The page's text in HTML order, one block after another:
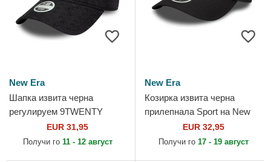
New Era
Шапка извита черна
регулируем 9TWENTY
Broderie на New York
Yankees MLB от New Era
EUR 31,95
Получи го 11 - 12 август
New Era
Козирка извита черна
прилепнала Sport на New
York Yankees MLB от New
EUR 32,95
Получи го 17 - 19 август